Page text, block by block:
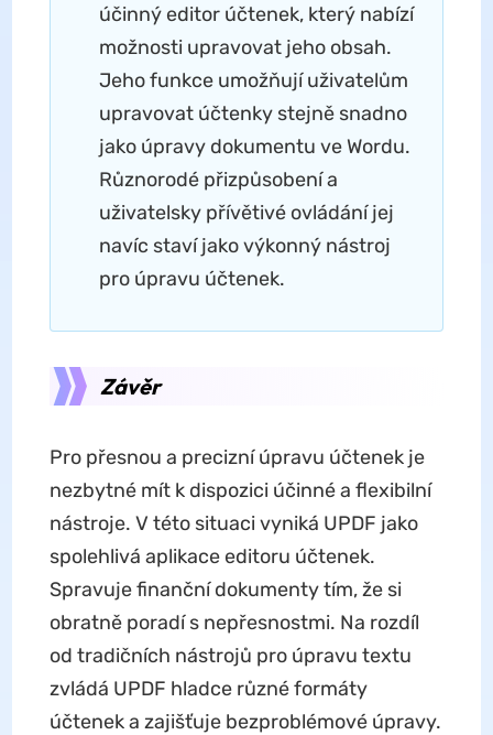
účinný editor účtenek, který nabízí
možnosti upravovat jeho obsah.
Jeho funkce umožňují uživatelům
upravovat účtenky stejně snadno
jako úpravy dokumentu ve Wordu.
Různorodé přizpůsobení a
uživatelsky přívětivé ovládání jej
navíc staví jako výkonný nástroj
pro úpravu účtenek.
Závěr
Pro přesnou a precizní úpravu účtenek je
nezbytné mít k dispozici účinné a flexibilní
nástroje. V této situaci vyniká UPDF jako
spolehlivá aplikace editoru účtenek.
Spravuje finanční dokumenty tím, že si
obratně poradí s nepřesnostmi. Na rozdíl
od tradičních nástrojů pro úpravu textu
zvládá UPDF hladce různé formáty
účtenek a zajišťuje bezproblémové úpravy.